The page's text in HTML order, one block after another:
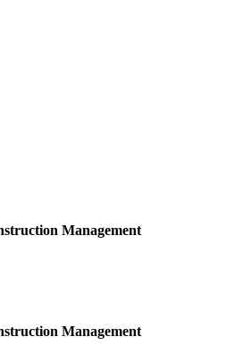
Management
Management